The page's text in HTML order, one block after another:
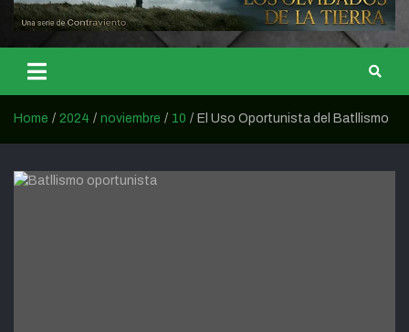
Home 2024 noviembre 10 El Uso Oportunista del Batllismo